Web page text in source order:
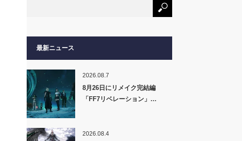
最新ニュース
2026.08.7
8月26日にリメイク完結編
「FF7リベレーション」…
2026.08.4